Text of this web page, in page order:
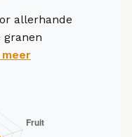
allerhande
granen